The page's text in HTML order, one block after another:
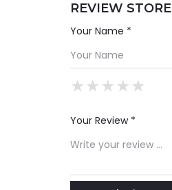
REVIEW STORE
Your Name *
★
★★
★★★
★★★★
★★★★★
Your Review *